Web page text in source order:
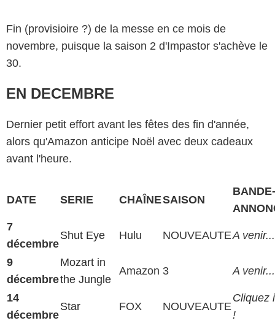
Fin (provisioire ?) de la messe en ce mois de
novembre, puisque la saison 2 d'Impastor s'achève le
30.
EN DECEMBRE
Dernier petit effort avant les fêtes des fin d'année,
alors qu'Amazon anticipe Noël avec deux cadeaux
avant l'heure.
DATE SERIE CHAÎNESAISON
BANDE-
7
décembre
Shut Eye Hulu NOUVEAUTEA venir...
9
décembre
Mozart in
the Jungle
Amazon 3 A venir...
14
décembre
Star FOX NOUVEAUTE
Cliquez
!